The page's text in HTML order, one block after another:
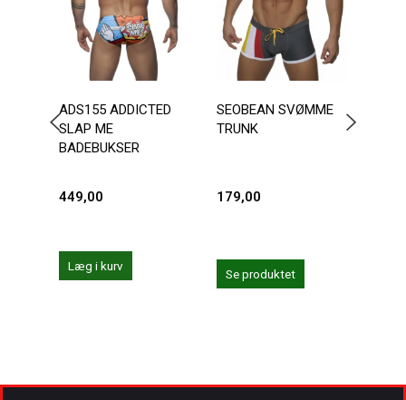
ADS155 ADDICTED
SLAP ME
BADEBUKSER
449,00
Læg i kurv
SEOBEAN SVØMME
TRUNK
179,00
Se produktet